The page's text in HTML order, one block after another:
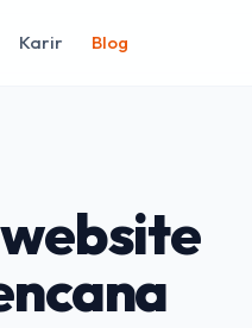
Karir Blog